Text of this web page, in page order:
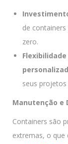
de
zero.
seus
Manutenção e
Containers são
extremas, o